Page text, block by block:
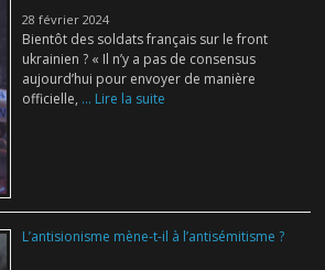
28 février 2024
Bientôt des soldats français sur le front
ukrainien ? « Il n’y a pas de consensus
aujourd’hui pour envoyer de manière
officielle, ... Lire la suite
L’antisionisme mène-t-il à l’antisémitisme ?